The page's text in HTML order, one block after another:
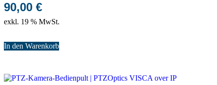
90,00 €
exkl. 19 % MwSt.
In den Warenkorb